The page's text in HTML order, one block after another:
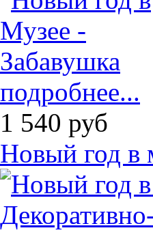
подробнее...
1 540 руб
Новый год в